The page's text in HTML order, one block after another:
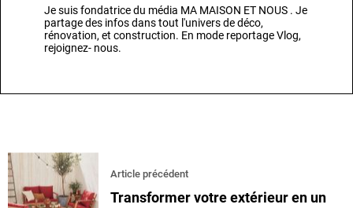
Je suis fondatrice du média MA MAISON ET NOUS . Je
partage des infos dans tout l'univers de déco,
rénovation, et construction. En mode reportage Vlog,
rejoignez- nous.
Article précédent
Transformer votre extérieur en un